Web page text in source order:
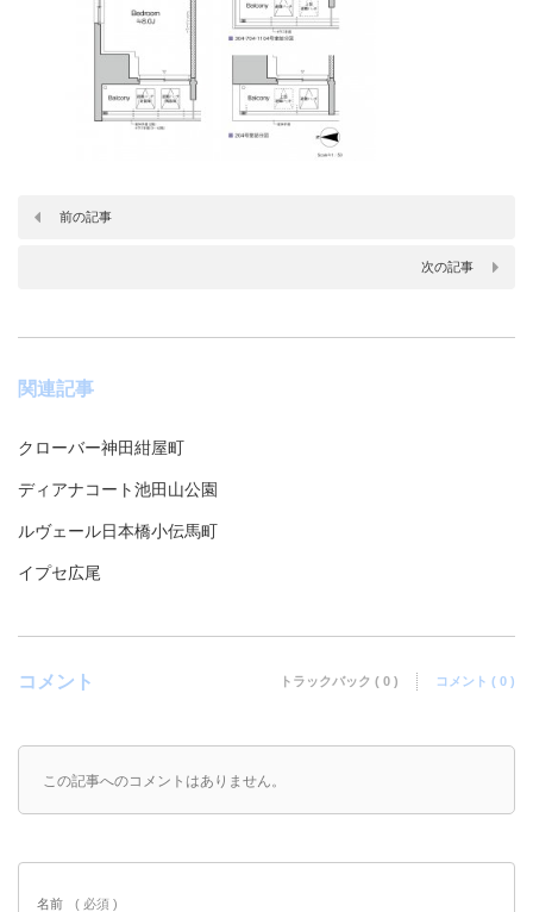
前の記事
次の記事
関連記事
クローバー神田紺屋町
ディアナコート池田山公園
ルヴェール日本橋小伝馬町
イプセ広尾
コメント トラックバック ( 0 ) コメント ( 0 )
この記事へのコメントはありません。
名前 ( 必須 )